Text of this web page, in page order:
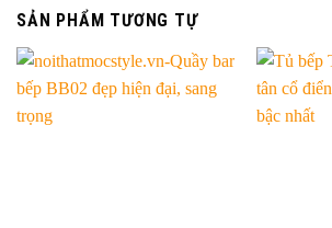
SẢN PHẨM TƯƠNG TỰ